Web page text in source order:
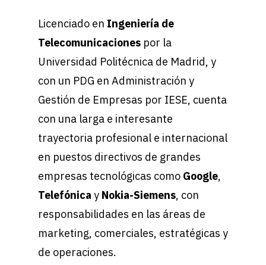
Licenciado en Ingeniería de
Telecomunicaciones por la
Universidad Politécnica de Madrid, y
con un PDG en Administración y
Gestión de Empresas por IESE, cuenta
con una larga e interesante
trayectoria profesional e internacional
en puestos directivos de grandes
empresas tecnológicas como Google,
Telefónica y Nokia-Siemens, con
responsabilidades en las áreas de
marketing, comerciales, estratégicas y
de operaciones.